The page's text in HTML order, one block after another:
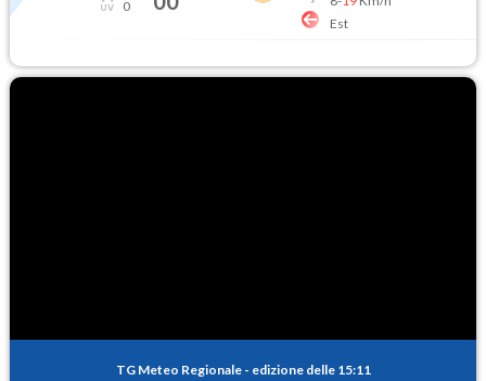
0
Est
TG Meteo Regionale - edizione delle 15:11